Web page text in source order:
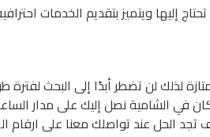
إليها ويتميز بتقديم الخدمات
لن تضطر أبدًا إلى البحث لفترة
في الشامية نصل إليك على مدار
الحل عند تواصلك معنا على ارقام